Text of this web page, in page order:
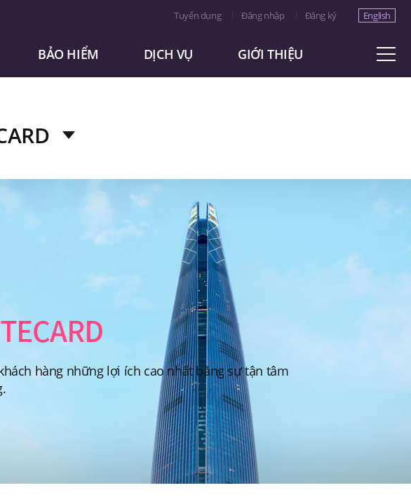
Tuyển dụng Đăng nhập Đăng ký English
BẢO HIỂM DỊCH VỤ GIỚI THIỆU
hàng những lợi ích cao nhất bằng sự tận tâm